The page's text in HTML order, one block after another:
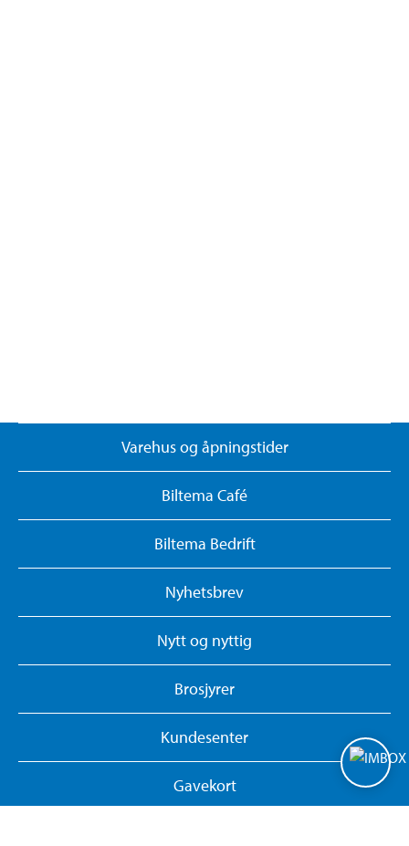
Varehus og åpningstider
Biltema Café
Biltema Bedrift
Nyhetsbrev
Nytt og nyttig
Brosjyrer
Kundesenter
Gavekort